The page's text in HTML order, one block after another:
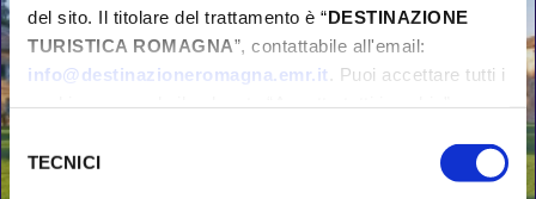
del sito. Il titolare del trattamento è “DESTINAZIONE
TURISTICA ROMAGNA”, contattabile all'email:
info@destinazioneromagna.emr.it . Puoi accettare tutti i
gestire le tue preferenze facendo clic su “Personalizza”.
Qualora acconsenti a tutti i cookie i Tuoi dati potranno
Selezione
delTECNICI